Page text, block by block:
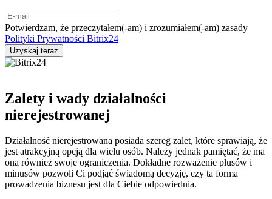
Potwierdzam, że przeczytałem(-am) i zrozumiałem(-am) zasady
Polityki Prywatności Bitrix24
Zalety i wady działalności
nierejestrowanej
Działalność nierejestrowana posiada szereg zalet, które sprawiają, że
jest atrakcyjną opcją dla wielu osób. Należy jednak pamiętać, że ma
ona również swoje ograniczenia. Dokładne rozważenie plusów i
minusów pozwoli Ci podjąć świadomą decyzję, czy ta forma
prowadzenia biznesu jest dla Ciebie odpowiednia.